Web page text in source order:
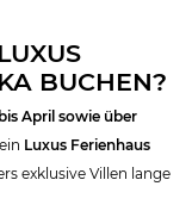
BUCHEN?
April sowie über
Luxus Ferienhaus
exklusive Villen lange